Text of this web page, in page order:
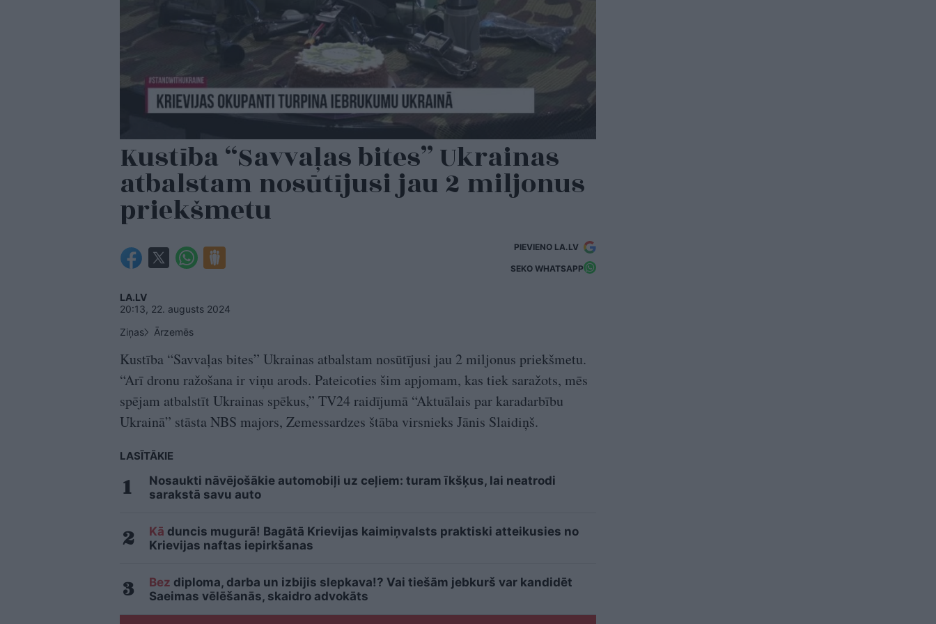
Kustība “Savvaļas bites” Ukrainas
atbalstam nosūtījusi jau 2 miljonus
priekšmetu
PIEVIENO LA.LV
SEKO WHATSAPP
LA.LV
20:13, 22. augusts 2024
Ziņas
Ārzemēs
Kustība “Savvaļas bites” Ukrainas atbalstam nosūtījusi jau 2 miljonus priekšmetu.
“Arī dronu ražošana ir viņu arods. Pateicoties šim apjomam, kas tiek saražots, mēs
spējam atbalstīt Ukrainas spēkus,” TV24 raidījumā “Aktuālais par karadarbību
Ukrainā” stāsta NBS majors, Zemessardzes štāba virsnieks Jānis Slaidiņš.
LASĪTĀKIE
Nosaukti nāvējošākie automobiļi uz ceļiem: turam īkšķus, lai neatrodi
sarakstā savu auto
Kā duncis mugurā! Bagātā Krievijas kaimiņvalsts praktiski atteikusies no
Krievijas naftas iepirkšanas
Bez diploma, darba un izbijis slepkava!? Vai tiešām jebkurš var kandidēt
Saeimas vēlēšanās, skaidro advokāts